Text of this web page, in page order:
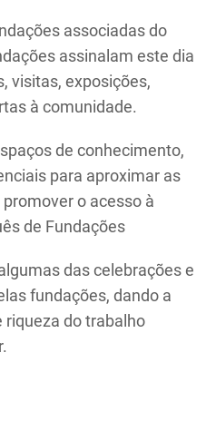
associadas do
assinalam este dia
visitas, exposições,
à comunidade.
de conhecimento,
para aproximar as
o acesso à
de Fundações
das celebrações e
fundações, dando a
riqueza do trabalho